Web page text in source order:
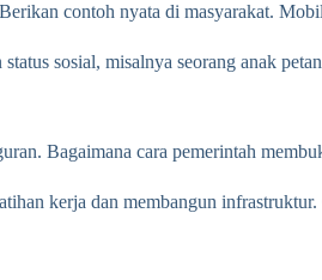
contoh nyata di masyarakat.
sosial, misalnya seorang anak
Bagaimana cara pemerintah
kerja dan membangun